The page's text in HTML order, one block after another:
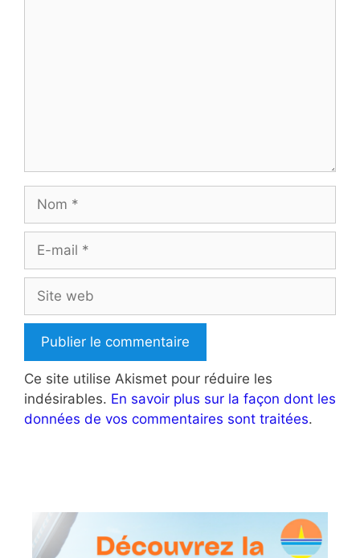
mail
web
Ce site utilise Akismet pour réduire les
indésirables. En savoir plus sur la façon dont les
données de vos commentaires sont traitées.